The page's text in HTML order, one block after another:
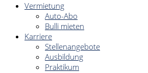
Vermietung
Auto-Abo
Bulli mieten
Karriere
Stellenangebote
Ausbildung
Praktikum